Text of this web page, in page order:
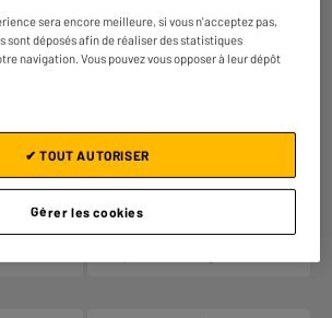
8" SAMSUNG Galaxy TAB A7 Lite
grade éco
le web, lire
soyez
Stockage : 32 Go
téléchargez vos films, jouez et
travaillez sans contrainte grâce à un
sera encore meilleure, si vous n'acceptez pas,
sont déposés afin de réaliser des statistiques
navigation. Vous pouvez vous opposer à leur dépôt
Gérer les cookies
✔ TOUT AUTORISER